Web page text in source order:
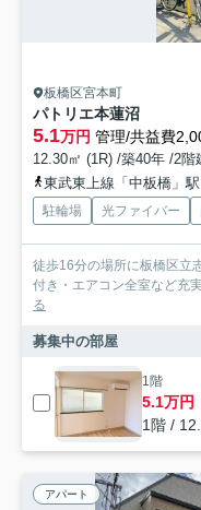
板橋区宮本町
パトリエ本蓮沼
5.1万円 管理/共益費
12.30㎡ (1R) /築40年 /2階
東武東上線「中板橋」
駐輪場 光ファイバー
徒歩16分の場所に板橋区立
付き・エアコン全室など充
る
募集中の部屋
1階
5.1万円
1階 /
アパート